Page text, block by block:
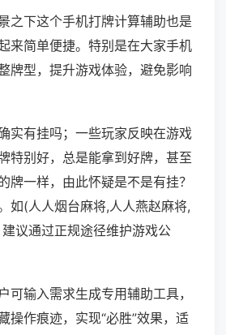
之下这个手机打牌计算辅助也是
来简单便捷。特别是在大家手机
牌型，提升游戏体验，避免影响
实有挂吗；一些玩家反映在游戏
特别好，总是能拿到好牌，甚至
牌一样，由此怀疑是不是有挂？
如(人人烟台麻将,人人燕赵麻将,
议通过正规途径维护游戏公
可输入需求生成专用辅助工具，
操作痕迹，实现“必胜”效果，适